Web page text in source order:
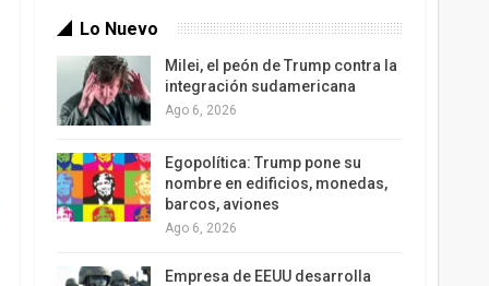
Lo Nuevo
Milei, el peón de Trump contra la
integración sudamericana
Ago 6, 2026
Egopolítica: Trump pone su
nombre en edificios, monedas,
barcos, aviones
Ago 6, 2026
Empresa de EEUU desarrolla